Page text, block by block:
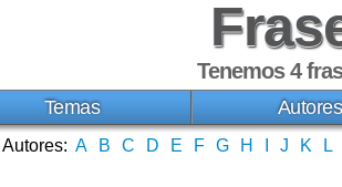
Tenemos 4
Temas Autores
Autores: A B C D E F G H J K L